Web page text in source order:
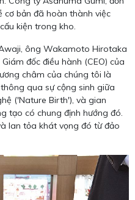
cơ bản đã hoàn thành việc
kiện trong kho.
ông Wakamoto Hirotaka
đốc điều hành (CEO) của
châm của chúng tôi là
qua sự cộng sinh giữa
('Nature Birth'), và gian
tạo có chung định hướng đó.
lan tỏa khát vọng đó từ đảo